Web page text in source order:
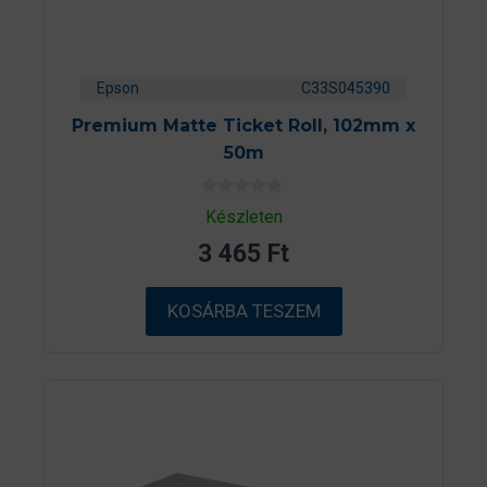
Epson C33S045390
Premium Matte Ticket Roll, 102mm x
50m
0
a
5
b
ő
l
Készleten
3 465 Ft
KOSÁRBA TESZEM